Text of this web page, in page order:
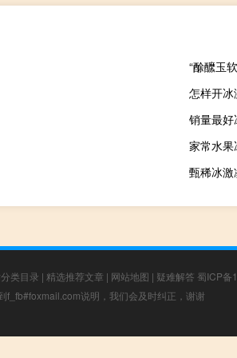
“酴醿玉
怎样开冰
销量最好
家常水
甄稀冰激
类目录 | 精选推荐文章 | 网站地图 | 疑难解答 蜀ICP备
f_fb#foxmail.com说明，我们会及时纠正，谢谢